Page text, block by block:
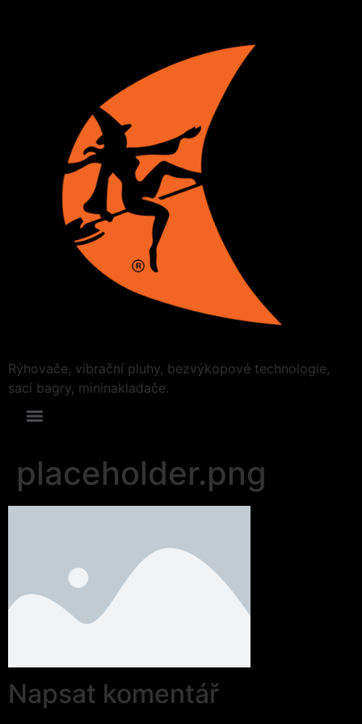
Rýhovače, vibrační pluhy, bezvýkopové technologie,
sací bagry, mininakladače.
placeholder.png
Napsat komentář